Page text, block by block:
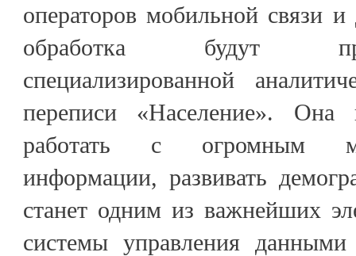
операторов мобильной связи
обработка будут
специализированной
переписи «Население». Она
работать с огромным
информации, развивать
станет одним из важнейших
системы управления